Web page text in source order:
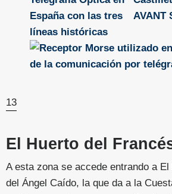
13
El Huerto del
A esta zona se accede entrando a
del Ángel Caído, la que da a la